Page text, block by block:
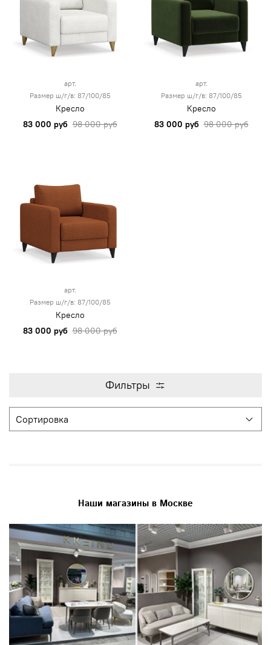
арт.
Размер ш/г/в: 87/100/85
Кресло
83 000 руб 98 000 руб
арт.
Размер ш/г/в: 87/100/85
Кресло
83 000 руб 98 000 руб
арт.
Размер ш/г/в: 87/100/85
Кресло
83 000 руб 98 000 руб
Фильтры
Наши магазины в Москве